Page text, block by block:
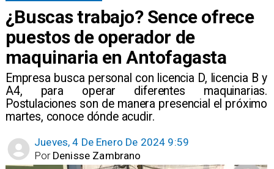
¿Buscas trabajo? Sence ofrece
puestos de operador de
maquinaria en Antofagasta
Empresa busca personal con licencia D, licencia B y
A4, para operar diferentes maquinarias.
Postulaciones son de manera presencial el próximo
martes, conoce dónde acudir.
Jueves, 4 De Enero De 2024 9:59
Denisse Zambrano
Por